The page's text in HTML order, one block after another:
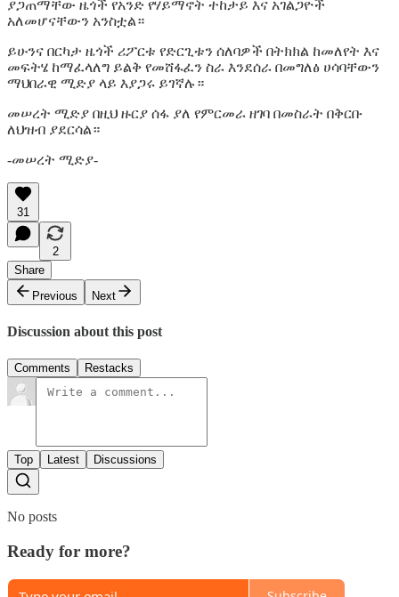
ያጋጠማቸው ዜጎች የአንድ የሃይማኖት ተከታይ እና አገልጋዮች
አለመሆናቸውን አንስቷል።
ይሁንና በርካታ ዜጎች ሪፖርቱ የድርጊቱን ሰለባዎች በትክክል ከመለየት እና
መፍትሄ ከማፈላለግ ይልቅ የመሸፋፈን ስራ እንደሰራ በመግለፅ ሀሳባቸውን
ማህበራዊ ሚድያ ላይ እያጋሩ ይገኛሉ።
መሠረት ሚድያ በዚህ ዙርያ ሰፋ ያለ የምርመራ ዘገባ በመስራት በቅርቡ
ለህዝብ ያደርሳል።
-መሠረት ሚድያ-
31
2
Share
Previous
Next
Discussion about this post
Comments Restacks
Top Latest Discussions
No posts
Ready for more?